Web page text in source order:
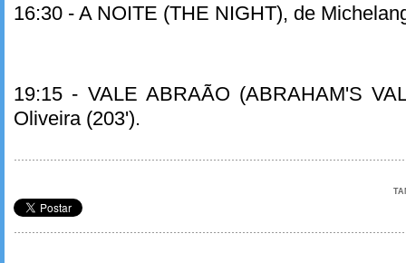
16:30 - A NOITE (THE NIGHT), de
19:15 - VALE ABRAÃO (ABRAHAM'S
Oliveira (203').